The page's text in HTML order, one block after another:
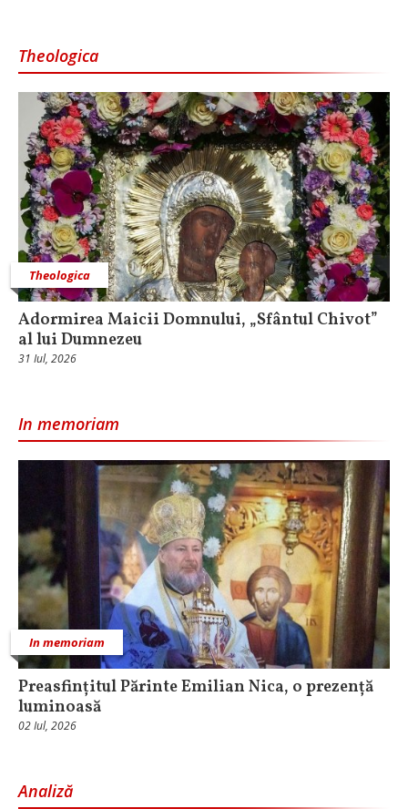
Theologica
Theologica
Adormirea Maicii Domnului, „Sfântul Chivot”
al lui Dumnezeu
31 Iul, 2026
In memoriam
In memoriam
Preasfințitul Părinte Emilian Nica, o prezență
luminoasă
02 Iul, 2026
Analiză